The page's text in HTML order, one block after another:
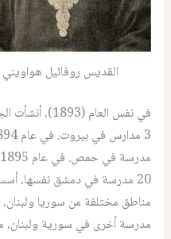
القديس روفائيل هواويني